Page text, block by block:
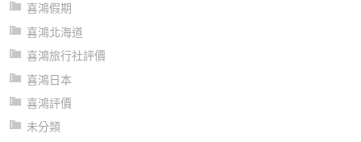
喜鴻假期
喜鴻北海道
喜鴻旅行社評價
喜鴻日本
喜鴻評價
未分類